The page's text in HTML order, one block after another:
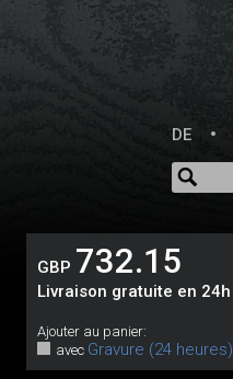
DE
GBP 732.15
Livraison gratuite en 24h
Ajouter au panier:
avec Gravure (24 heures)